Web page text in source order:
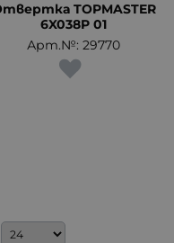
TOPMASTER
6X038P 01
Арт.№: 29770